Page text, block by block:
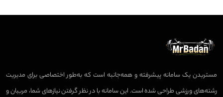
مستربدن یک سامانه پیشرفته و همه‌جانبه است که به‌طور اختصاصی برای مدیریت
رشته‌های ورزشی طراحی شده است. این سامانه با در نظر گرفتن نیازهای شما، مربیان و